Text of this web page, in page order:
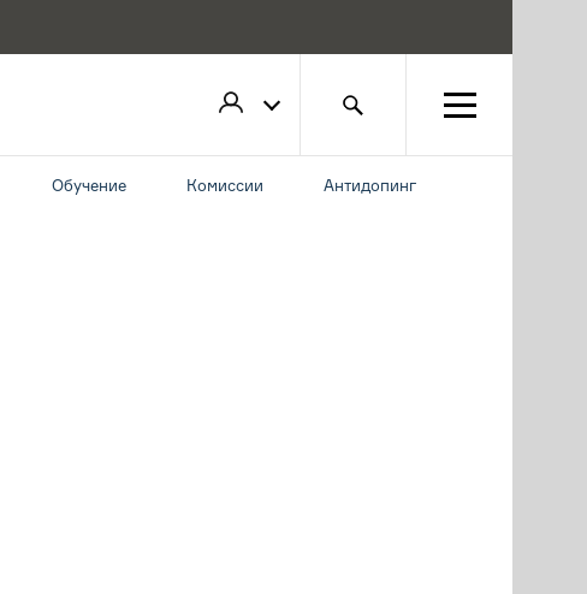
Обучение Комиссии Антидопинг